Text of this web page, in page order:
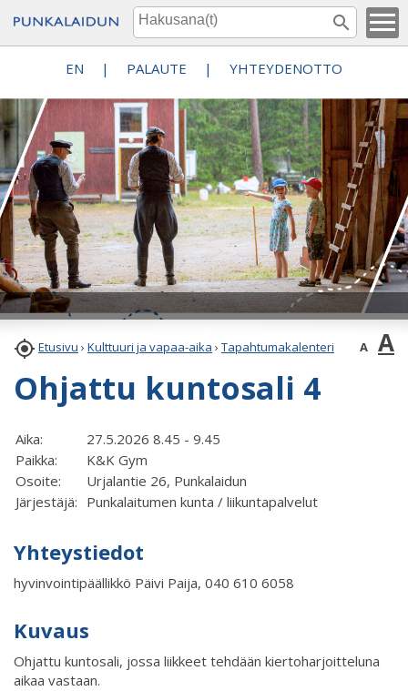
EN | PALAUTE | YHTEYDENOTTO
 Etusivu › Kulttuuri ja vapaa-aika › Tapahtumakalenteri A A
Ohjattu kuntosali 4
Aika:
27.5.2026 8.45 - 9.45
Paikka:
K&K Gym
Osoite:
Urjalantie 26, Punkalaidun
Järjestäjä: Punkalaitumen kunta / liikuntapalvelut
Yhteystiedot
hyvinvointipäällikkö Päivi Paija, 040 610 6058
Kuvaus
Ohjattu kuntosali, jossa liikkeet tehdään kiertoharjoitteluna
aikaa vastaan.